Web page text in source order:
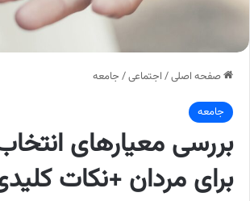
صفحه اصلی/ اجتماعی/ جامعه
جامعه
بررسی معیارهای
برای مردان +نکات